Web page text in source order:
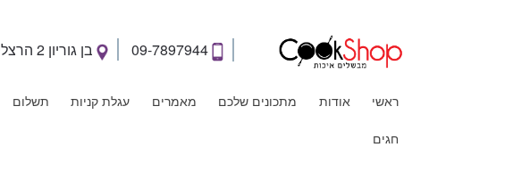
09-7897944 בן גוריון 2 הרצליה
ראשי אודות מתכונים שלכם מאמרים עגלת קניות תשלום
חגים